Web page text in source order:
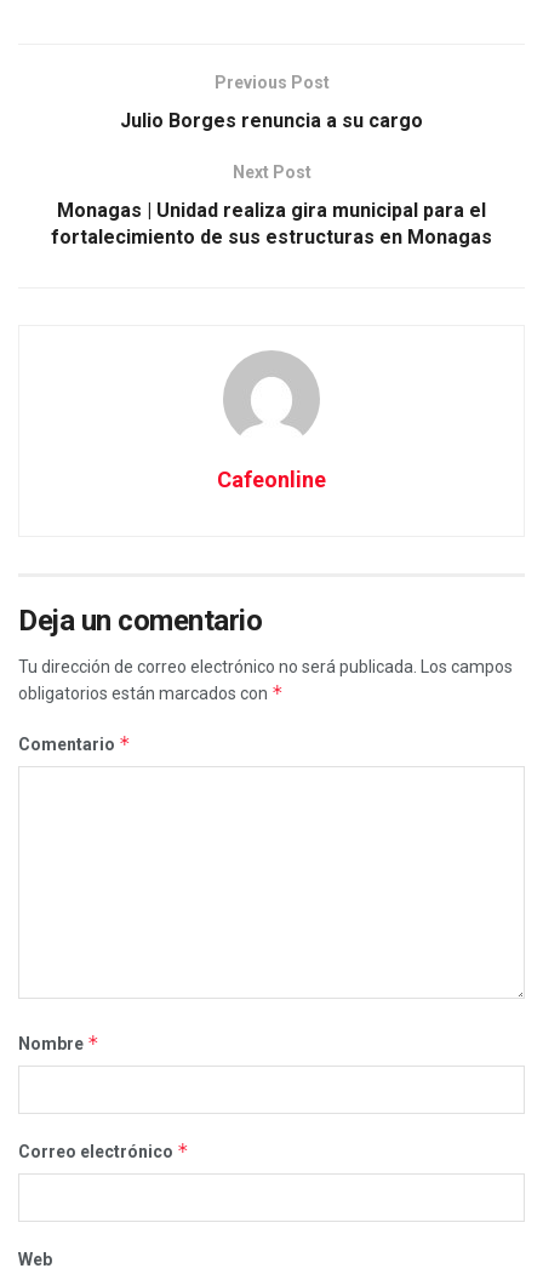
Previous Post
Julio Borges renuncia a su cargo
Next Post
Monagas | Unidad realiza gira municipal para el
fortalecimiento de sus estructuras en Monagas
Cafeonline
Deja un comentario
Tu dirección de correo electrónico no será publicada.
Los campos
obligatorios están marcados con *
Comentario *
Nombre *
Correo electrónico *
Web